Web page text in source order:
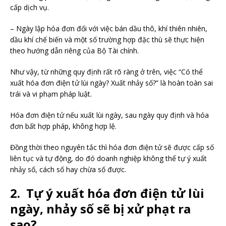
cấp dịch vụ.
– Ngày lập hóa đơn đối với việc bán dầu thô, khí thiên nhiên,
dầu khí chế biến và một số trường hợp đặc thù sẽ thực hiện
theo hướng dẫn riêng của Bộ Tài chính.
Như vậy, từ những quy định rất rõ ràng ở trên, việc “Có thể
xuất hóa đơn điện tử lùi ngày? Xuất nhảy số?” là hoàn toàn sai
trái và vi phạm pháp luật.
Hóa đơn điện tử nếu xuất lùi ngày, sau ngày quy định và hóa
đơn bất hợp pháp, không hợp lệ.
Đồng thời theo nguyên tắc thì hóa đơn điện tử sẽ được cấp số
liên tục và tự động, do đó doanh nghiệp không thể tự ý xuất
nhảy số, cách số hay chừa số được.
2. Tự ý xuất hóa đơn điện tử lùi
ngày, nhảy số sẽ bị xử phạt ra